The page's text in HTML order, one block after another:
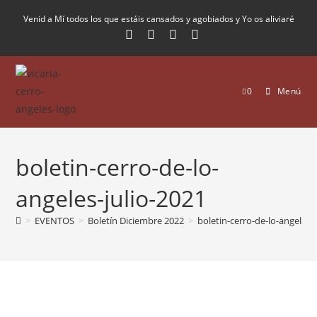
Venid a Mí todos los que estáis cansados y agobiados y Yo os aliviaré
0 Menú
boletin-cerro-de-lo-
angeles-julio-2021
> EVENTOS > Boletín Diciembre 2022 > boletin-cerro-de-lo-angeles-